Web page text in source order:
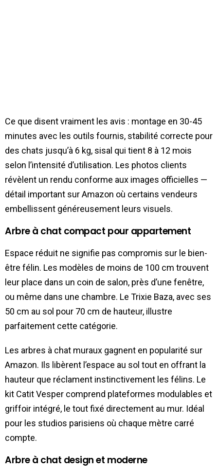
Ce que disent vraiment les avis : montage en 30-45
minutes avec les outils fournis, stabilité correcte pour
des chats jusqu’à 6 kg, sisal qui tient 8 à 12 mois
selon l’intensité d’utilisation. Les photos clients
révèlent un rendu conforme aux images officielles —
détail important sur Amazon où certains vendeurs
embellissent généreusement leurs visuels.
Arbre à chat compact pour appartement
Espace réduit ne signifie pas compromis sur le bien-
être félin. Les modèles de moins de 100 cm trouvent
leur place dans un coin de salon, près d’une fenêtre,
ou même dans une chambre. Le Trixie Baza, avec ses
50 cm au sol pour 70 cm de hauteur, illustre
parfaitement cette catégorie.
Les arbres à chat muraux gagnent en popularité sur
Amazon. Ils libèrent l’espace au sol tout en offrant la
hauteur que réclament instinctivement les félins. Le
kit Catit Vesper comprend plateformes modulables et
griffoir intégré, le tout fixé directement au mur. Idéal
pour les studios parisiens où chaque mètre carré
compte.
Arbre à chat design et moderne